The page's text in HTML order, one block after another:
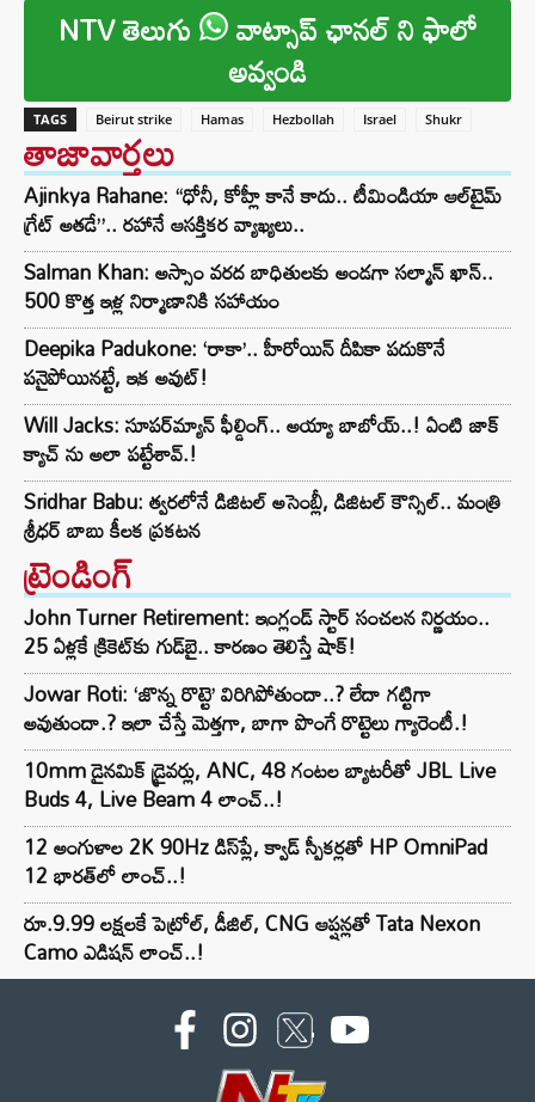
NTV తెలుగు వాట్సాప్ ఛానల్ ని ఫాలో
అవ్వండి
TAGS Beirut strike Hamas Hezbollah Israel Shukr
తాజావార్తలు
Ajinkya Rahane: “ధోనీ, కోహ్లీ కానే కాదు.. టీమిండియా ఆల్‌టైమ్
గ్రేట్ అతడే”.. రహానే ఆసక్తికర వ్యాఖ్యలు..
Salman Khan: అస్సాం వరద బాధితులకు అండగా సల్మాన్ ఖాన్..
500 కొత్త ఇళ్ల నిర్మాణానికి సహాయం
Deepika Padukone: ‘రాకా’.. హీరోయిన్ దీపికా పదుకొనే
పనైపోయినట్టే, ఇక అవుట్!
Will Jacks: సూపర్‌మ్యాన్ ఫీల్డింగ్.. అయ్యా బాబోయ్..! ఏంటి జాక్
క్యాచ్ ను అలా పట్టేశావ్.!
Sridhar Babu: త్వరలోనే డిజిటల్ అసెంబ్లీ, డిజిటల్ కౌన్సిల్.. మంత్రి
శ్రీధర్ బాబు కీలక ప్రకటన
ట్రెండింగ్‌
John Turner Retirement: ఇంగ్లండ్ స్టార్ సంచలన నిర్ణయం..
25 ఏళ్లకే క్రికెట్‌కు గుడ్‌బై.. కారణం తెలిస్తే షాక్!
Jowar Roti: ‘జొన్న రొట్టె’ విరిగిపోతుందా..? లేదా గట్టిగా
అవుతుందా.? ఇలా చేస్తే మెత్తగా, బాగా పొంగే రొట్టెలు గ్యారెంటీ.!
10mm డైనమిక్ డ్రైవర్లు, ANC, 48 గంటల బ్యాటరీతో JBL Live
Buds 4, Live Beam 4 లాంచ్..!
12 అంగుళాల 2K 90Hz డిస్‌ప్లే, క్వాడ్ స్పీకర్లతో HP OmniPad
12 భారత్‌లో లాంచ్..!
రూ.9.99 లక్షలకే పెట్రోల్, డీజిల్, CNG ఆప్షన్లతో Tata Nexon
Camo ఎడిషన్ లాంచ్..!